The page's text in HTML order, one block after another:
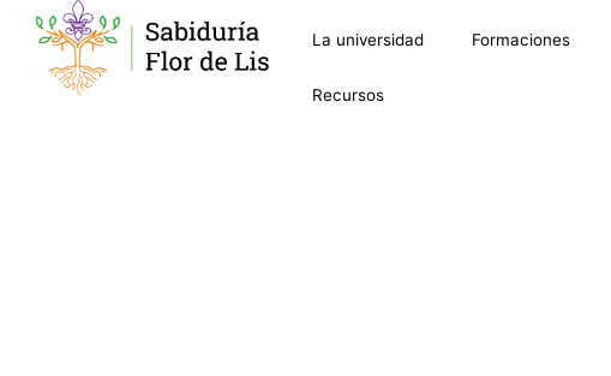
La universidad Formaciones
Recursos